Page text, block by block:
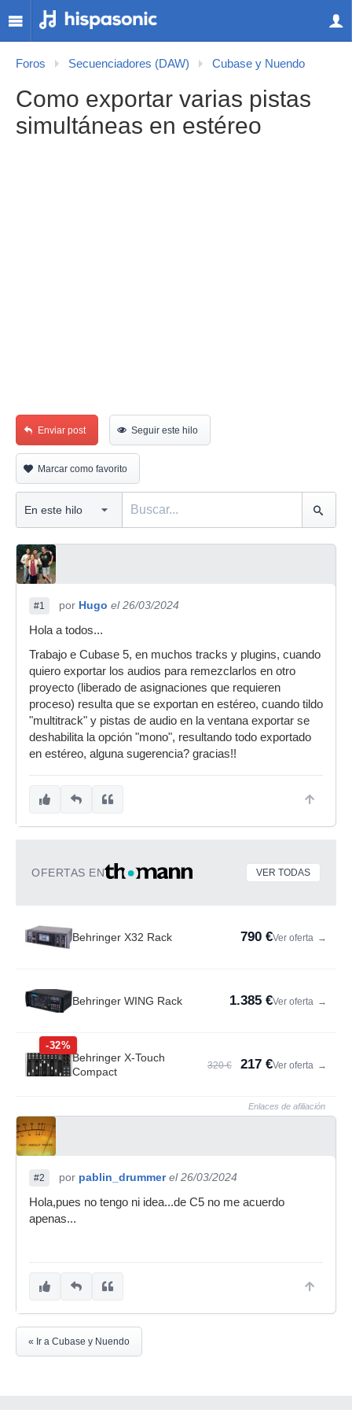
Foros Secuenciadores (DAW) Cubase y Nuendo
Como exportar varias pistas
simultáneas en estéreo
Enviar post Seguir este hilo
Marcar como favorito
#1 por Hugo el 26/03/2024
Hola a todos...
Trabajo e Cubase 5, en muchos tracks y plugins, cuando
quiero exportar los audios para remezclarlos en otro
proyecto (liberado de asignaciones que requieren
proceso) resulta que se exportan en estéreo, cuando tildo
"multitrack" y pistas de audio en la ventana exportar se
deshabilita la opción "mono", resultando todo exportado
en estéreo, alguna sugerencia? gracias!!
OFERTAS EN VER TODAS
Behringer X32 Rack 790 €Ver oferta →
Behringer WING Rack 1.385 €Ver oferta →
-32%
Behringer X-Touch
Compact
320 € 217 €Ver oferta →
Enlaces de afiliación
#2 por pablin_drummer el 26/03/2024
Hola,pues no tengo ni idea...de C5 no me acuerdo
apenas...
« Ir a Cubase y Nuendo